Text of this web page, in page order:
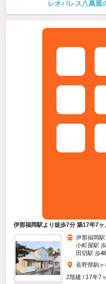
レオパレス八萬屋
伊那福岡駅より徒歩7分 築17年7
伊那福岡駅
小町屋駅 歩
田切駅 歩
長野県駒
2階建 / 17年7